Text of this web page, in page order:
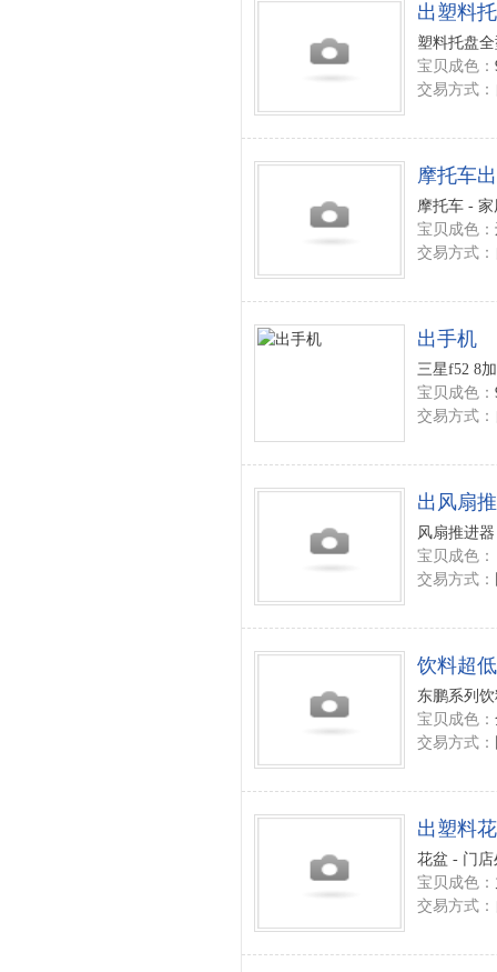
出塑料
塑料托盘
宝贝成色：
交易方式：
摩托车
摩托车 -
宝贝成色：
交易方式：
出手机
三星f52 8
宝贝成色：
交易方式：
出风扇
风扇推进
宝贝成色：
交易方式：
饮料超
东鹏系列
宝贝成色：
交易方式：
出塑料
花盆 - 门店
宝贝成色：
交易方式：